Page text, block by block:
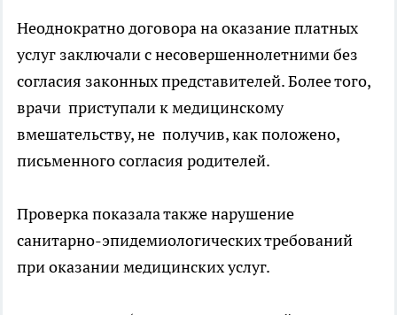
Неоднократно договора на оказание платных
услуг заключали с несовершеннолетними без
согласия законных представителей. Более того,
врачи приступали к медицинскому
вмешательству, не получив, как положено,
письменного согласия родителей.
Проверка показала также нарушение
санитарно-эпидемиологических требований
при оказании медицинских услуг.